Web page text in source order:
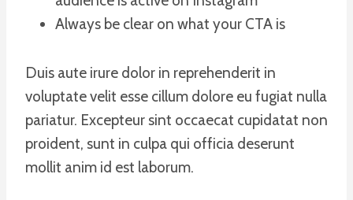
Always be clear on what your CTA is
Duis aute irure dolor in reprehenderit in
voluptate velit esse cillum dolore eu fugiat nulla
pariatur. Excepteur sint occaecat cupidatat non
proident, sunt in culpa qui officia deserunt
mollit anim id est laborum.